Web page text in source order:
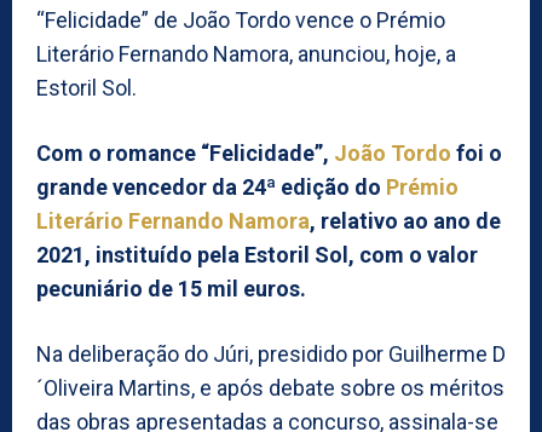
“Felicidade” de João Tordo vence o Prémio
Literário Fernando Namora, anunciou, hoje, a
Estoril Sol.
Com o romance “Felicidade”, João Tordo foi o
grande vencedor da 24ª edição do Prémio
Literário Fernando Namora, relativo ao ano de
2021, instituído pela Estoril Sol, com o valor
pecuniário de 15 mil euros.
Na deliberação do Júri, presidido por Guilherme D
´Oliveira Martins, e após debate sobre os méritos
das obras apresentadas a concurso, assinala-se